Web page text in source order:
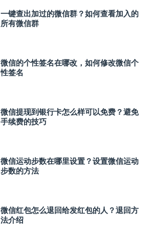
一键查出加过的微信群？如何查看加入的
所有微信群
微信的个性签名在哪改，如何修改微信个
性签名
微信提现到银行卡怎么样可以免费？避免
手续费的技巧
微信运动步数在哪里设置？设置微信运动
步数的方法
微信红包怎么退回给发红包的人？退回方
法介绍